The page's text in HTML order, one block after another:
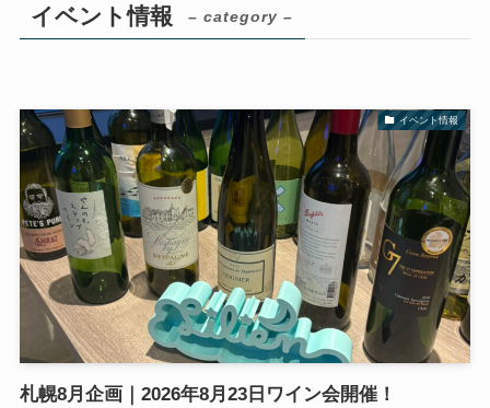
イベント情報 – category –
イベント情報
札幌8月企画｜2026年8月23日ワイン会開催！